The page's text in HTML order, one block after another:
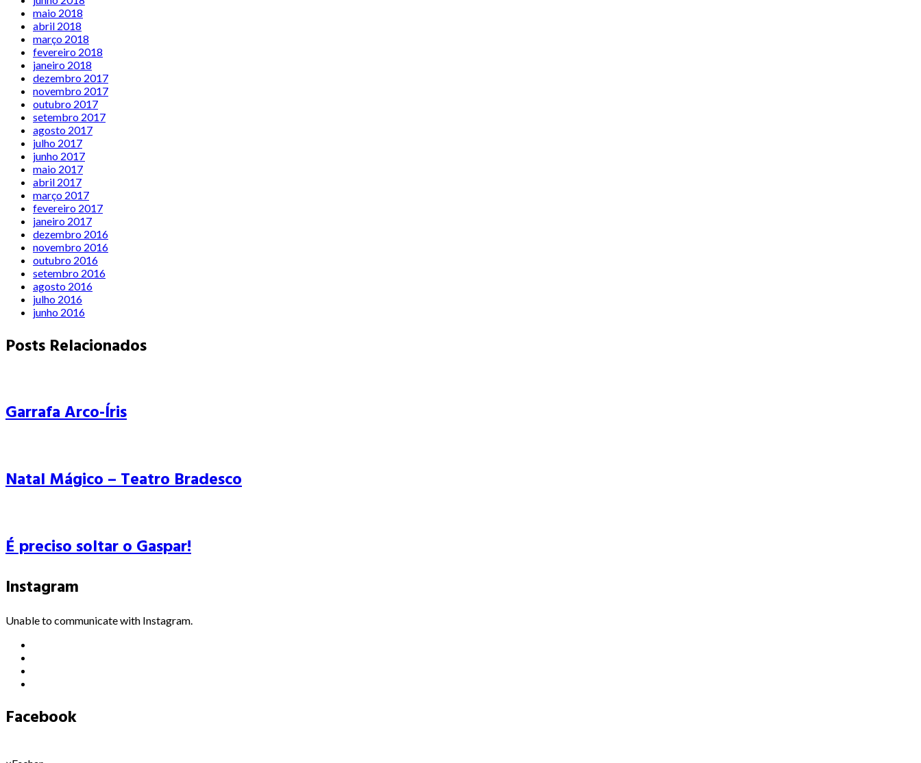
maio 2018
abril 2018
março 2018
fevereiro 2018
janeiro 2018
dezembro 2017
novembro 2017
outubro 2017
setembro 2017
agosto 2017
julho 2017
junho 2017
maio 2017
abril 2017
março 2017
fevereiro 2017
janeiro 2017
dezembro 2016
novembro 2016
outubro 2016
setembro 2016
agosto 2016
julho 2016
junho 2016
Posts Relacionados
Garrafa Arco-Íris
Natal Mágico – Teatro Bradesco
É preciso soltar o Gaspar!
Instagram
Unable to communicate with Instagram.
Facebook